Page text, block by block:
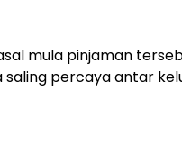
mula pinjaman
percaya antar